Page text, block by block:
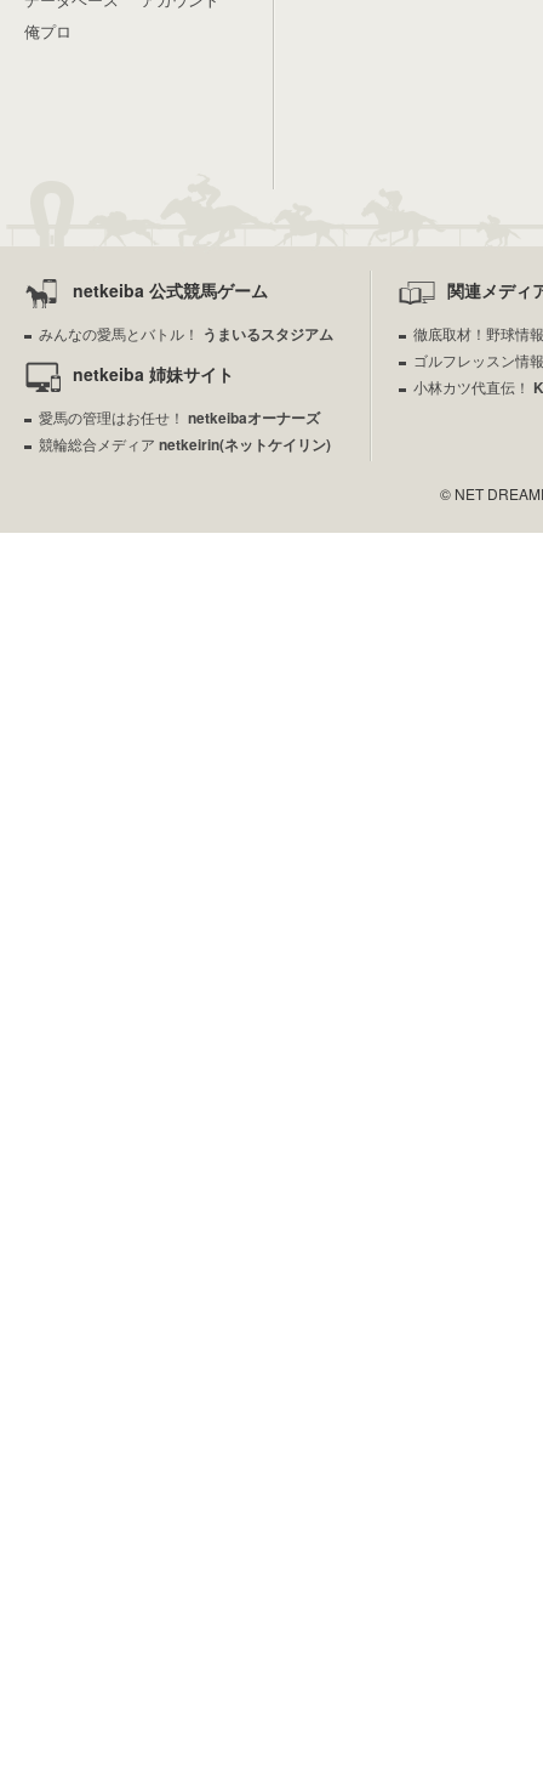
俺プロ
netkeiba 公式競馬ゲーム
みんなの愛馬とバトル！ うまいるスタジアム
netkeiba 姉妹サイト
愛馬の管理はお任せ！ netkeibaオーナーズ
競輪総合メディア netkeirin(ネットケイリン)
関連メディ
徹底取材！野球情
ゴルフレッスン情
小林カツ代直伝！
© NET